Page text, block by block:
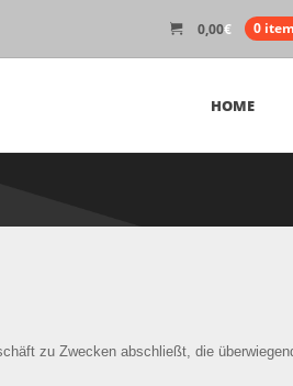
0,00€ 0
HOME
zu Zwecken abschließt, die